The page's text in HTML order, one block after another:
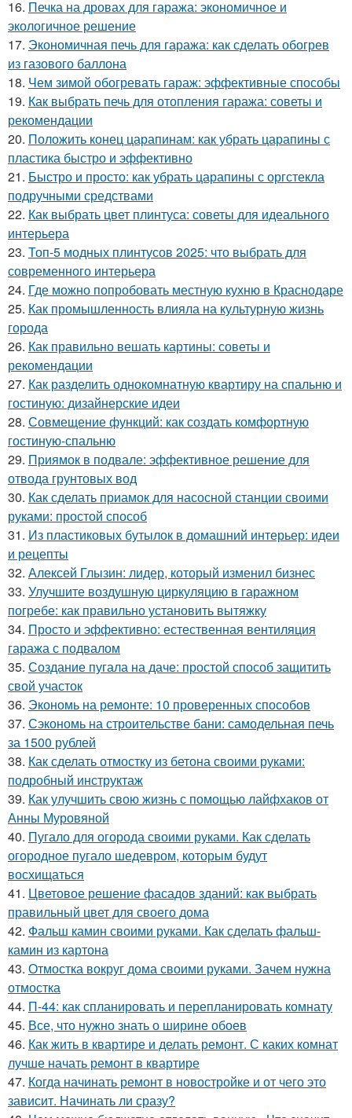
16. Печка на дровах для гаража: экономичное и
экологичное решение
17. Экономичная печь для гаража: как сделать обогрев
из газового баллона
18. Чем зимой обогревать гараж: эффективные способы
19. Как выбрать печь для отопления гаража: советы и
рекомендации
20. Положить конец царапинам: как убрать царапины с
пластика быстро и эффективно
21. Быстро и просто: как убрать царапины с оргстекла
подручными средствами
22. Как выбрать цвет плинтуса: советы для идеального
интерьера
23. Топ-5 модных плинтусов 2025: что выбрать для
современного интерьера
24. Где можно попробовать местную кухню в Краснодаре
25. Как промышленность влияла на культурную жизнь
города
26. Как правильно вешать картины: советы и
рекомендации
27. Как разделить однокомнатную квартиру на спальню и
гостиную: дизайнерские идеи
28. Совмещение функций: как создать комфортную
гостиную-спальню
29. Приямок в подвале: эффективное решение для
отвода грунтовых вод
30. Как сделать приамок для насосной станции своими
руками: простой способ
31. Из пластиковых бутылок в домашний интерьер: идеи
и рецепты
32. Алексей Глызин: лидер, который изменил бизнес
33. Улучшите воздушную циркуляцию в гаражном
погребе: как правильно установить вытяжку
34. Просто и эффективно: естественная вентиляция
гаража с подвалом
35. Создание пугала на даче: простой способ защитить
свой участок
36. Экономь на ремонте: 10 проверенных способов
37. Сэкономь на строительстве бани: самодельная печь
за 1500 рублей
38. Как сделать отмостку из бетона своими руками:
подробный инструктаж
39. Как улучшить свою жизнь с помощью лайфхаков от
Анны Муровяной
40. Пугало для огорода своими руками. Как сделать
огородное пугало шедевром, которым будут
восхищаться
41. Цветовое решение фасадов зданий: как выбрать
правильный цвет для своего дома
42. Фальш камин своими руками. Как сделать фальш-
камин из картона
43. Отмостка вокруг дома своими руками. Зачем нужна
отмостка
44. П-44: как спланировать и перепланировать комнату
45. Все, что нужно знать о ширине обоев
46. Как жить в квартире и делать ремонт. С каких комнат
лучше начать ремонт в квартире
47. Когда начинать ремонт в новостройке и от чего это
зависит. Начинать ли сразу?